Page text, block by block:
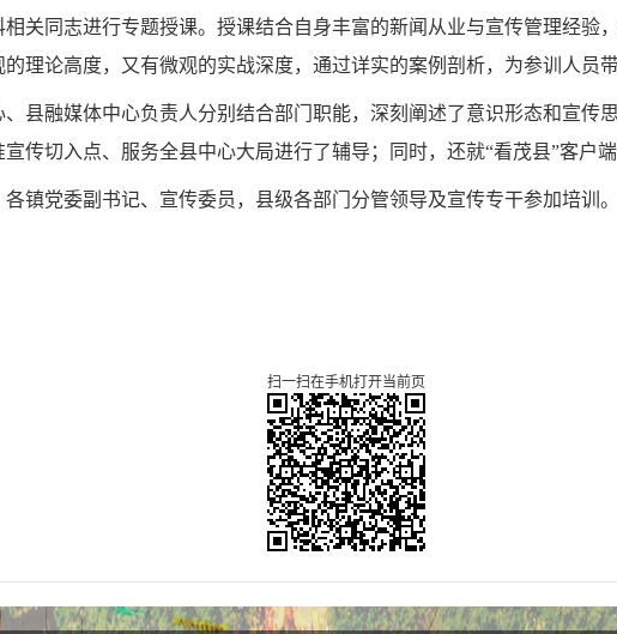
关同志进行专题授课。授课结合自身丰富的新闻从业与宣传管理经验
理论高度，又有微观的实战深度，通过详实的案例剖析，为参训人员带
县融媒体中心负责人分别结合部门职能，深刻阐述了意识形态和宣传
传切入点、服务全县中心大局进行了辅导；同时，还就“看茂县”客户
镇党委副书记、宣传委员，县级各部门分管领导及宣传专干参加培训。
扫一扫在手机打开当前页